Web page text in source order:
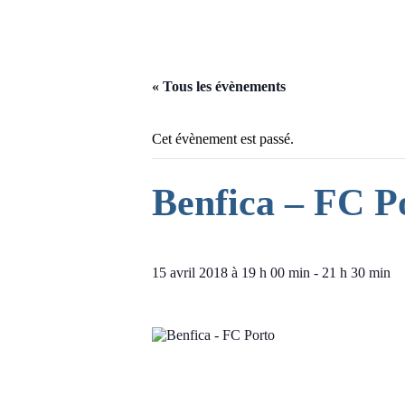
« Tous les évènements
Cet évènement est passé.
Benfica – FC
15 avril 2018 à 19 h 00 min - 21 h 30 min